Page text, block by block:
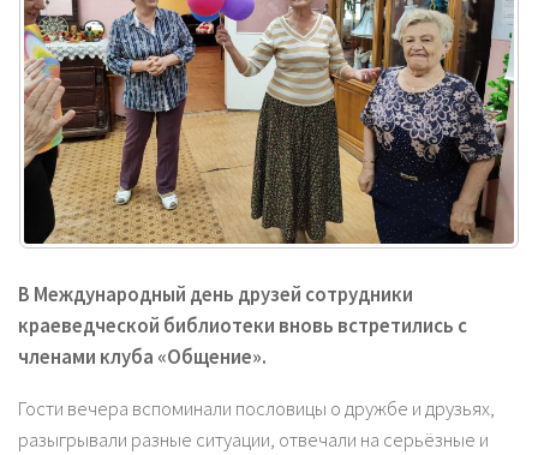
В Международный день друзей сотрудники
краеведческой библиотеки вновь встретились с
членами клуба «Общение».
Гости вечера вспоминали пословицы о дружбе и друзьях,
разыгрывали разные ситуации, отвечали на серьёзные и